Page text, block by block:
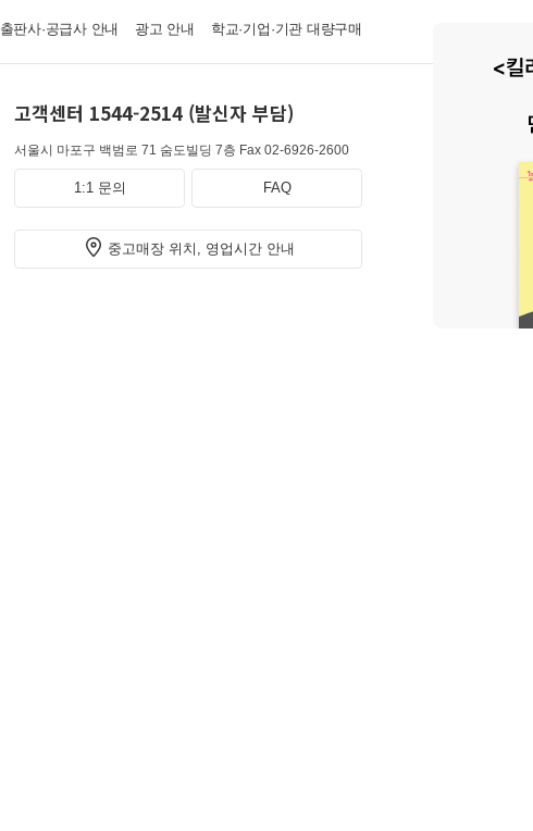
출판사·공급사 안내 광고 안내 학교·기업·기관 대량구매
고객센터 1544-2514 (발신자 부담)
서울시 마포구 백범로 71 숨도빌딩 7층 Fax 02-6926-2600
1:1 문의 FAQ
중고매장 위치, 영업시간 안내